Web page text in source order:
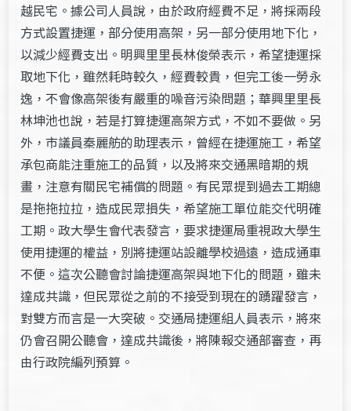
越民宅。據公司人員說，由於政府經費不足，將採兩段
方式設置捷運，部分使用高架，另一部分使用地下化，
以減少經費支出。明興里里長林俊榮表示，希望捷運採
取地下化，雖然耗時較久，經費較貴，但完工後一勞永
逸，不會像高架後有嚴重的噪音污染問題；華興里里長
林坤池也說，若是打算捷運高架方式，不如不要做。另
外，市議員秦麗舫的助理表示，曾經在捷運施工，希望
承包商能注重施工的品質，以及將來交通黑暗期的規
畫，注意有關民宅補償的問題。有民眾提到過去工期總
是拖拖拉拉，造成民眾損失，希望施工單位能交代明確
工期。政大學生會代表發言，要求捷運局重視政大學生
使用捷運的權益，別將捷運站設離學校過遠，造成通車
不便。這次公聽會討論捷運高架與地下化的問題，雖未
達成共識，但民眾從之前的不接受到現在的踴躍發言，
對雙方而言是一大突破。交通局捷運組人員表示，將來
仍會召開公聽會，達成共識後，將陳報交通部審查，再
由行政院編列預算。